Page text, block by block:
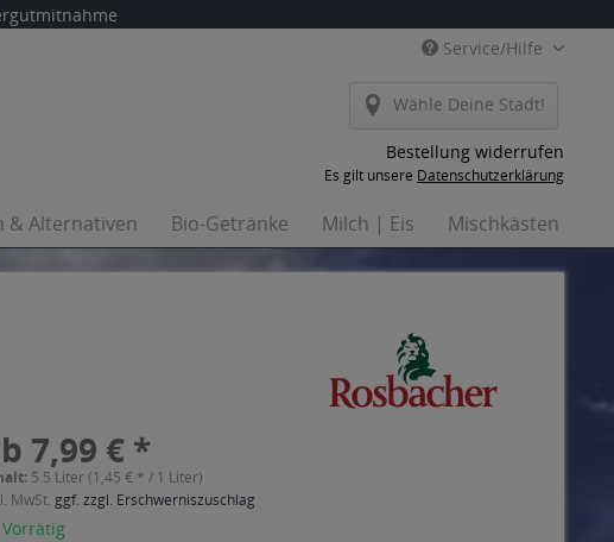
Service/Hilfe
Wähle Deine Stadt!
Bestellung widerrufen
Es gilt unsere Datenschutzerklärung
& Alternativen Bio-Getränke Milch | Eis Mischkästen
7,99 € *
5.5 Liter (1,45 € * / 1 Liter)
MwSt. ggf. zzgl. Erschwerniszuschlag
Vorrätig